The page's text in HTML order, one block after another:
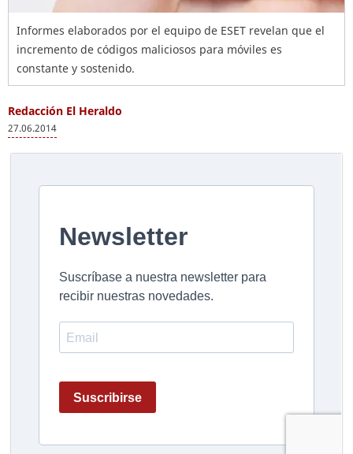
Informes elaborados por el equipo de ESET revelan que el
incremento de códigos maliciosos para móviles es
constante y sostenido.
Redacción El Heraldo
27.06.2014